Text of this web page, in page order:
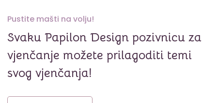
Pustite mašti na volju!
Svaku Papilon Design pozivnicu za
vjenčanje možete prilagoditi temi
svog vjenčanja!